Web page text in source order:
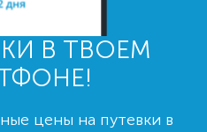
В ТВОЕМ
цены на путевки в